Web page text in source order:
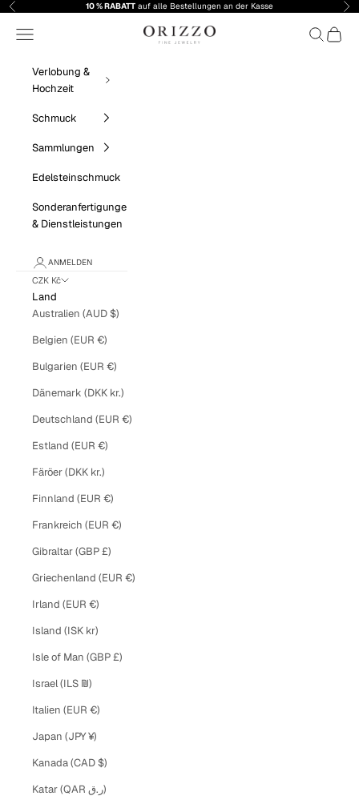
Zum Inhalt springen
Zurück 10 % RABATT auf alle Bestellungen an der Kasse Vor
Orizzo Fine Jewelry
Menü Suchen
Verlobung &
Hochzeit
Schmuck
Sammlungen
Edelsteinschmuck
Sonderanfertigungen
& Dienstleistungen
ANMELDEN
CZK Kč
Land
Australien (AUD $)
Belgien (EUR €)
Bulgarien (EUR €)
Dänemark (DKK kr.)
Deutschland (EUR €)
Estland (EUR €)
Färöer (DKK kr.)
Finnland (EUR €)
Frankreich (EUR €)
Gibraltar (GBP £)
Griechenland (EUR €)
Irland (EUR €)
Island (ISK kr)
Isle of Man (GBP £)
Israel (ILS ₪)
Italien (EUR €)
Japan (JPY ¥)
Kanada (CAD $)
Katar (QAR ر.ق)